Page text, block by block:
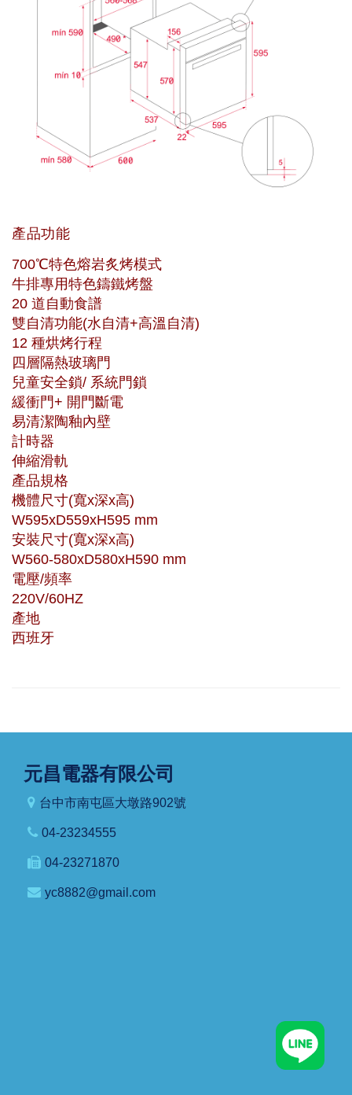
產品功能
700℃特色熔岩炙烤模式
牛排專用特色鑄鐵烤盤
20 道自動食譜
雙自清功能(水自清+高溫自清)
12 種烘烤行程
四層隔熱玻璃門
兒童安全鎖/ 系統門鎖
緩衝門+ 開門斷電
易清潔陶釉內壁
計時器
伸縮滑軌
產品規格
機體尺寸(寬x深x高)
W595xD559xH595 mm
安裝尺寸(寬x深x高)
W560-580xD580xH590 mm
電壓/頻率
220V/60HZ
產地
西班牙
元昌電器有限公司
台中市南屯區大墩路902號
04-23234555
04-23271870
yc8882@gmail.com